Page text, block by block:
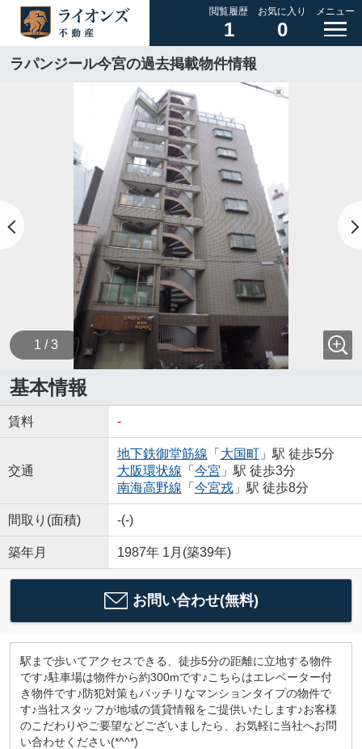
閲覧履歴
1
お気に入り
0
メニュー
ラパンジール今宮の過去掲載物件情報
1 / 3
基本情報
賃料 -
交通
地下鉄御堂筋線 「 大国町」駅 徒歩5分
大阪環状線 「 今宮 」駅 徒歩3分
南海高野線 「 今宮戎」駅 徒歩8分
間取り(面積) -(-)
築年月 1987年 1月(築39年)
お問い合わせ(無料)
駅まで歩いてアクセスできる、徒歩5分の距離に立地する物件
です♪駐車場は物件から約300mです♪こちらはエレベーター付
き物件です♪防犯対策もバッチリなマンションタイプの物件で
す♪当社スタッフが地域の賃貸情報をご提供いたします♪お客様
のこだわりやご要望などございましたら、お気軽に当社へお問
い合わせください(*^^*)